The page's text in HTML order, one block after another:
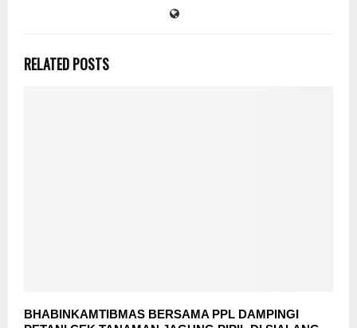
RELATED POSTS
BHABINKAMTIBMAS BERSAMA PPL DAMPINGI